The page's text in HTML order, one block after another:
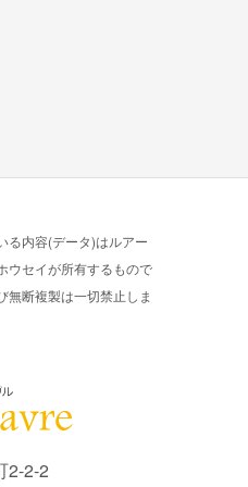
る内容(データ)はルアー
ウセイが所有するもので
無断複製は一切禁止しま
2-2-2